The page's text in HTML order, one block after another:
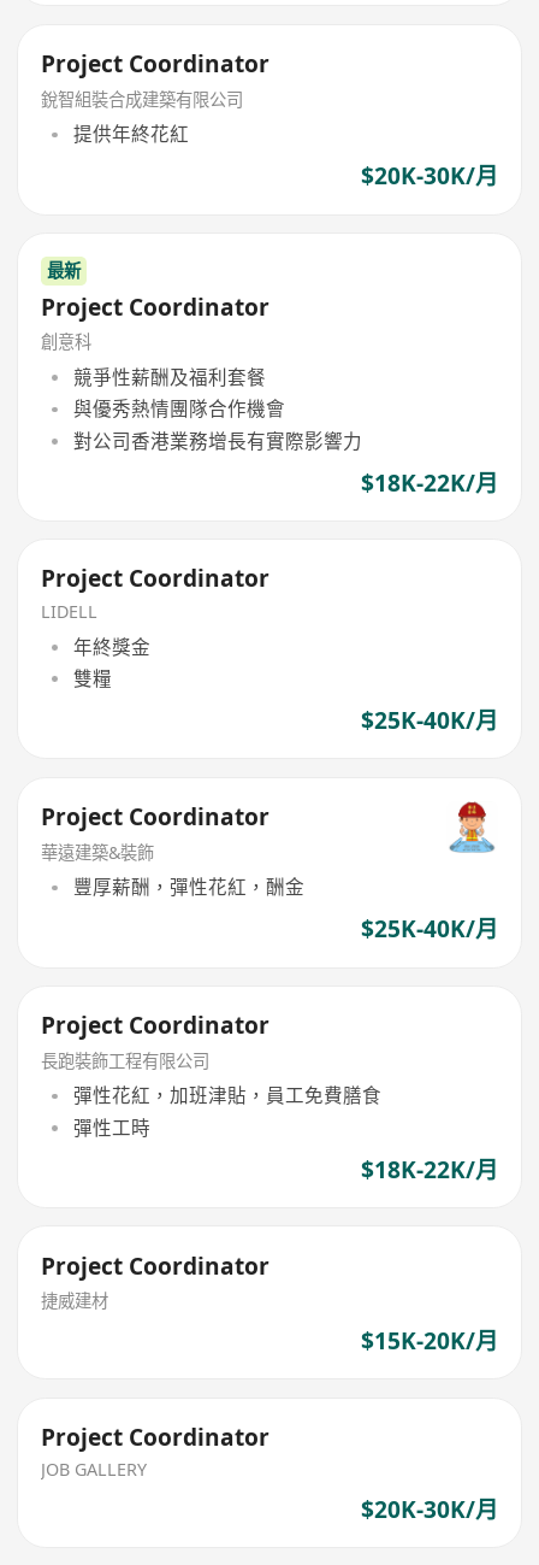
Project Coordinator
銳智組裝合成建築有限公司
提供年終花紅
$20K-30K/月
最新
Project Coordinator
創意科
競爭性薪酬及福利套餐
與優秀熱情團隊合作機會
對公司香港業務增長有實際影響力
$18K-22K/月
Project Coordinator
LIDELL
年終獎金
雙糧
$25K-40K/月
Project Coordinator
華遠建築&裝飾
豐厚薪酬，彈性花紅，酬金
$25K-40K/月
Project Coordinator
長跑裝飾工程有限公司
彈性花紅，加班津貼，員工免費膳食
彈性工時
$18K-22K/月
Project Coordinator
捷威建材
$15K-20K/月
Project Coordinator
JOB GALLERY
$20K-30K/月